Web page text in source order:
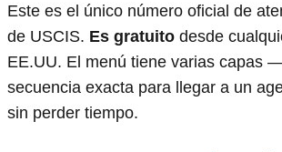
Este es el único número oficial de
de USCIS. Es gratuito desde
EE.UU. El menú tiene varias capas
secuencia exacta para llegar a un
sin perder tiempo.